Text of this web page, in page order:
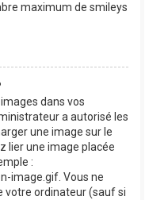
maximum de smileys
dans vos
a autorisé les
une image sur le
lier une image placée
:
image.gif. Vous ne
votre ordinateur (sauf si